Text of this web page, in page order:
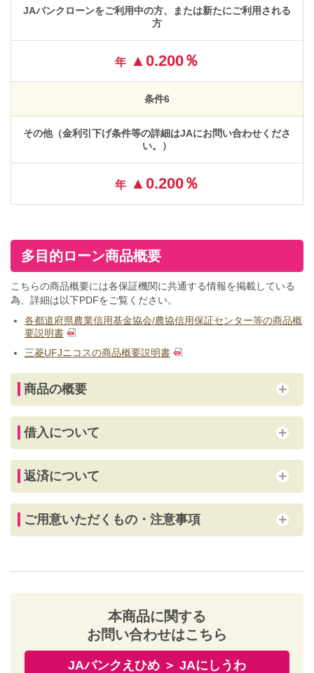
JAバンクローンをご利用中の方、または新たにご利用される
方
年 ▲0.200％
条件6
その他（金利引下げ条件等の詳細はJAにお問い合わせくださ
い。）
年 ▲0.200％
多目的ローン商品概要
こちらの商品概要には各保証機関に共通する情報を掲載している
為、詳細は以下PDFをご覧ください。
各都道府県農業信用基金協会/農協信用保証センター等の商品概
要説明書
三菱UFJニコスの商品概要説明書
商品の概要
借入について
返済について
ご用意いただくもの・注意事項
本商品に関する
お問い合わせはこちら
JAバンクえひめ ＞ JAにしうわ